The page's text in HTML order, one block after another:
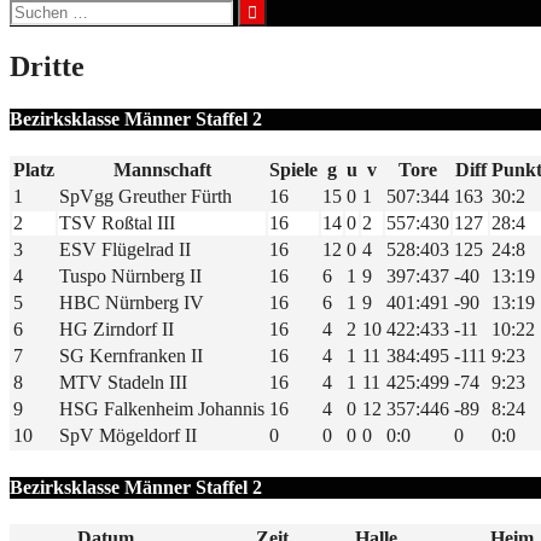
Suchen
nach:
Dritte
Bezirksklasse Männer Staffel 2
Platz Mannschaft Spiele g u v Tore Diff
1
SpVgg Greuther Fürth 16 15 0 1 507:344 163 30:2
2
TSV Roßtal III 16 14 0 2 557:430 127 28:4
3
ESV Flügelrad II 16 12 0 4 528:403 125 24:8
4
Tuspo Nürnberg II 16 6 1 9 397:437 -40
13:19
5
HBC Nürnberg IV 16 6 1 9 401:491 -90
13:19
6
HG Zirndorf II 16 4 2 10 422:433 -11
10:22
7
SG Kernfranken II 16 4 1 11 384:495 -111 9:23
8
MTV Stadeln III 16 4 1 11 425:499 -74 9:23
9
HSG Falkenheim Johannis 16 4 0 12 357:446 -89 8:24
10
SpV Mögeldorf II 0 0 0 0 0:0 0 0:0
Bezirksklasse Männer Staffel 2